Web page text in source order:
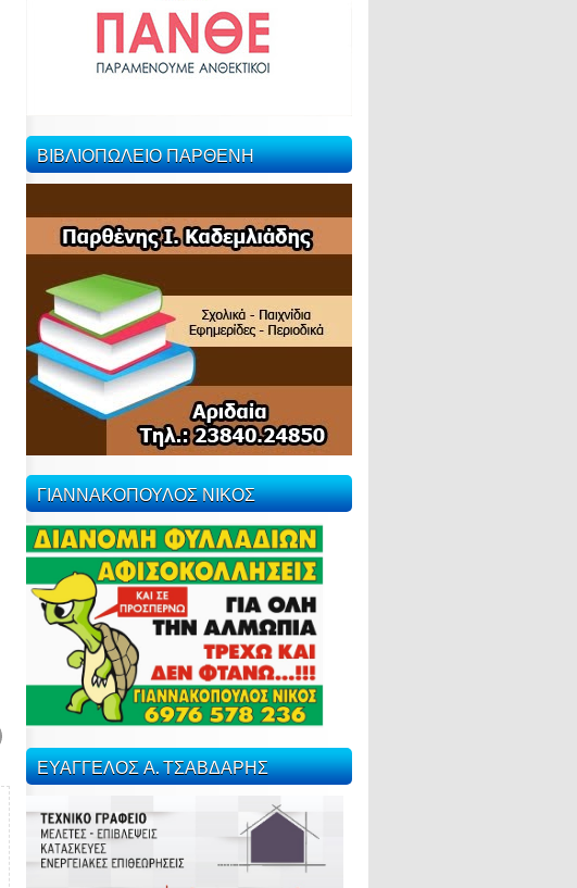
ΒΙΒΛΙΟΠΩΛΕΙΟ ΠΑΡΘΕΝΗ
ΓΙΑΝΝΑΚΟΠΟΥΛΟΣ ΝΙΚΟΣ
ΕΥΑΓΓΕΛΟΣ Α. ΤΣΑΒΔΑΡΗΣ